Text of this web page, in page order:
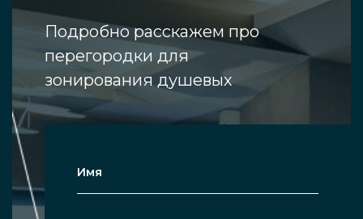
Подробно расскажем про
перегородки для
зонирования душевых